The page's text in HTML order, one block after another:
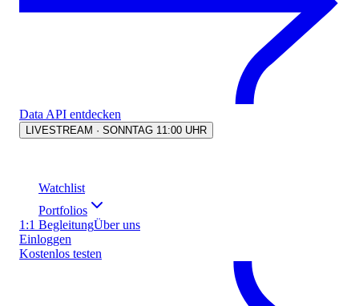
Data API entdecken
LIVESTREAM · SONNTAG 11:00 UHR
Watchlist
Portfolios
1:1 BegleitungÜber uns
Einloggen
Kostenlos testen